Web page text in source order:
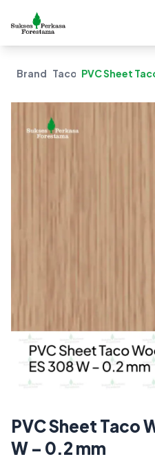
Brand Taco PVC Sheet
PVC Sheet Taco
W – 0.2 mm